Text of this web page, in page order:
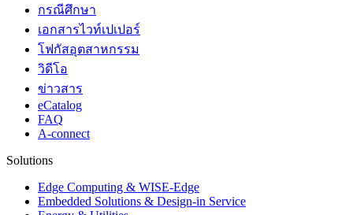
กรณีศึกษา
เอกสารไวท์เปเปอร์
โฟกัสอุตสาหกรรม
วิดีโอ
ข่าวสาร
eCatalog
FAQ
A-connect
Solutions
Edge Computing & WISE-Edge
Embedded Solutions & Design-in Service